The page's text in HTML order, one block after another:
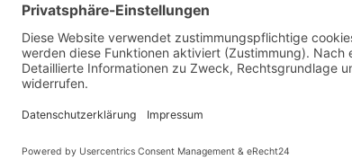
Datenschutz |Nutzungsbedingungen
Time: 0.010s| Peak Memory Usage: 10.09 MiB | GZIP: Off